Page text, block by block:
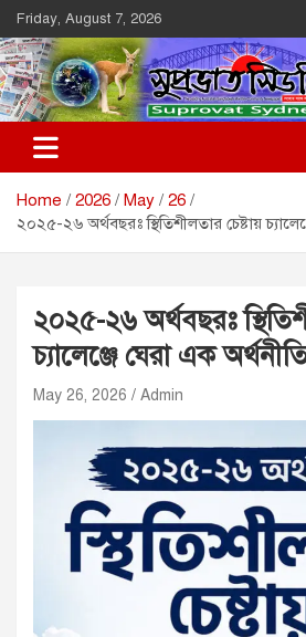
Skip
to
content
Friday, August 7, 2026
Suprovat Sydney
The Leading Bangladesh Community
Home 2026 May
26
২০২৫-২৬ অর্থবছরঃ স্থিতিশীলতার চেষ্টায়
২০২৫-২৬ অর্থবছরঃ
চ্যালেঞ্জে ঘেরা এক
May 26, 2026 Admin